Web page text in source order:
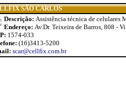
SÃO CARLOS
Descrição: Assistência técnica de celulares
Endereço: Av.Dr. Teixeira de Barros, 808 -
1574-033
(16)3413-5200
scar@cellfix.com.br